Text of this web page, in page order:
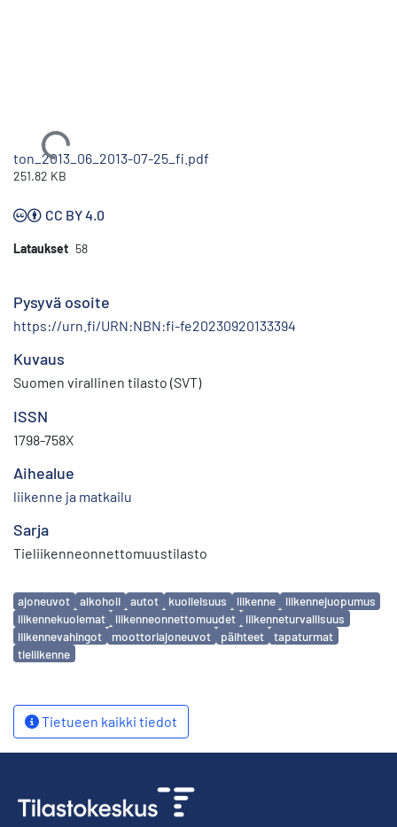
Ladataan...
ton_2013_06_2013-07-25_fi.pdf
251.82 KB
CC BY 4.0
Lataukset 58
Pysyvä osoite
https://urn.fi/URN:NBN:fi-fe20230920133394
Kuvaus
Suomen virallinen tilasto (SVT)
ISSN
1798-758X
Aihealue
liikenne ja matkailu
Sarja
Tieliikenneonnettomuustilasto
Avainsanat
ajoneuvot alkoholi autot kuolleisuus liikenne
liikennejuopumus
liikennekuolemat
liikenneonnettomuudet
liikenneturvallisuus
liikennevahingot
moottoriajoneuvot päihteet
tapaturmat
tieliikenne
Tietueen kaikki tiedot